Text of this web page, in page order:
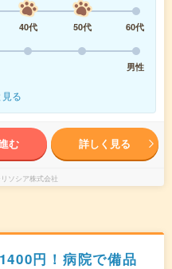
40代 50代
60代
男性
見る
む 詳しく見る
ソシア株式会社
円！病院で備品